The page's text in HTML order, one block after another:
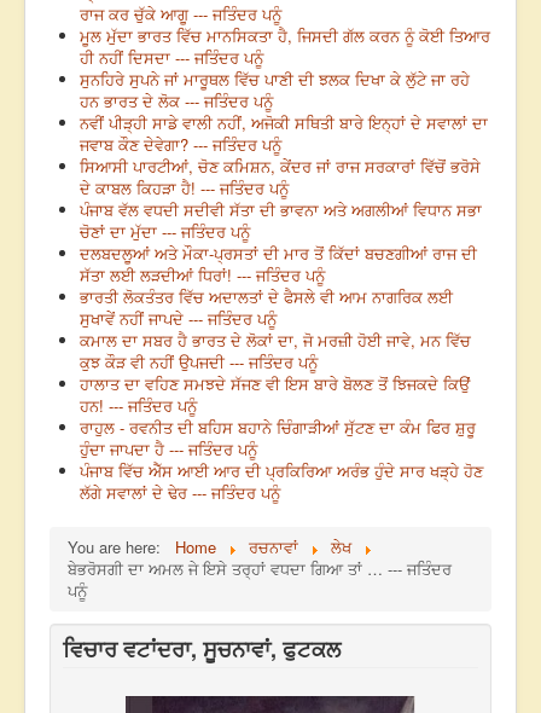
ਰਾਜ ਕਰ ਚੁੱਕੇ ਆਗੂ --- ਜਤਿੰਦਰ ਪਨੂੰ
ਮੂਲ ਮੁੱਦਾ ਭਾਰਤ ਵਿੱਚ ਮਾਨਸਿਕਤਾ ਹੈ, ਜਿਸਦੀ ਗੱਲ ਕਰਨ ਨੂੰ ਕੋਈ ਤਿਆਰ
ਹੀ ਨਹੀਂ ਦਿਸਦਾ --- ਜਤਿੰਦਰ ਪਨੂੰ
ਸੁਨਹਿਰੇ ਸੁਪਨੇ ਜਾਂ ਮਾਰੂਥਲ ਵਿੱਚ ਪਾਣੀ ਦੀ ਝਲਕ ਦਿਖਾ ਕੇ ਲੁੱਟੇ ਜਾ ਰਹੇ
ਹਨ ਭਾਰਤ ਦੇ ਲੋਕ --- ਜਤਿੰਦਰ ਪਨੂੰ
ਨਵੀਂ ਪੀੜ੍ਹੀ ਸਾਡੇ ਵਾਲੀ ਨਹੀਂ, ਅਜੋਕੀ ਸਥਿਤੀ ਬਾਰੇ ਇਨ੍ਹਾਂ ਦੇ ਸਵਾਲਾਂ ਦਾ
ਜਵਾਬ ਕੌਣ ਦੇਵੇਗਾ? --- ਜਤਿੰਦਰ ਪਨੂੰ
ਸਿਆਸੀ ਪਾਰਟੀਆਂ, ਚੋਣ ਕਮਿਸ਼ਨ, ਕੇਂਦਰ ਜਾਂ ਰਾਜ ਸਰਕਾਰਾਂ ਵਿੱਚੋਂ ਭਰੋਸੇ
ਦੇ ਕਾਬਲ ਕਿਹੜਾ ਹੈ! --- ਜਤਿੰਦਰ ਪਨੂੰ
ਪੰਜਾਬ ਵੱਲ ਵਧਦੀ ਸਦੀਵੀ ਸੱਤਾ ਦੀ ਭਾਵਨਾ ਅਤੇ ਅਗਲੀਆਂ ਵਿਧਾਨ ਸਭਾ
ਚੋਣਾਂ ਦਾ ਮੁੱਦਾ --- ਜਤਿੰਦਰ ਪਨੂੰ
ਦਲਬਦਲੂਆਂ ਅਤੇ ਮੌਕਾ-ਪ੍ਰਸਤਾਂ ਦੀ ਮਾਰ ਤੋਂ ਕਿੱਦਾਂ ਬਚਣਗੀਆਂ ਰਾਜ ਦੀ
ਸੱਤਾ ਲਈ ਲੜਦੀਆਂ ਧਿਰਾਂ! --- ਜਤਿੰਦਰ ਪਨੂੰ
ਭਾਰਤੀ ਲੋਕਤੰਤਰ ਵਿੱਚ ਅਦਾਲਤਾਂ ਦੇ ਫੈਸਲੇ ਵੀ ਆਮ ਨਾਗਰਿਕ ਲਈ
ਸੁਖਾਵੇਂ ਨਹੀਂ ਜਾਪਦੇ --- ਜਤਿੰਦਰ ਪਨੂੰ
ਕਮਾਲ ਦਾ ਸਬਰ ਹੈ ਭਾਰਤ ਦੇ ਲੋਕਾਂ ਦਾ, ਜੋ ਮਰਜ਼ੀ ਹੋਈ ਜਾਵੇ, ਮਨ ਵਿੱਚ
ਕੁਝ ਕੌੜ ਵੀ ਨਹੀਂ ਉਪਜਦੀ --- ਜਤਿੰਦਰ ਪਨੂੰ
ਹਾਲਾਤ ਦਾ ਵਹਿਣ ਸਮਝਦੇ ਸੱਜਣ ਵੀ ਇਸ ਬਾਰੇ ਬੋਲਣ ਤੋਂ ਝਿਜਕਦੇ ਕਿਉਂ
ਹਨ! --- ਜਤਿੰਦਰ ਪਨੂੰ
ਰਾਹੁਲ - ਰਵਨੀਤ ਦੀ ਬਹਿਸ ਬਹਾਨੇ ਚਿੰਗਾੜੀਆਂ ਸੁੱਟਣ ਦਾ ਕੰਮ ਫਿਰ ਸ਼ੁਰੂ
ਹੁੰਦਾ ਜਾਪਦਾ ਹੈ --- ਜਤਿੰਦਰ ਪਨੂੰ
ਪੰਜਾਬ ਵਿੱਚ ਐੱਸ ਆਈ ਆਰ ਦੀ ਪ੍ਰਕਿਰਿਆ ਅਰੰਭ ਹੁੰਦੇ ਸਾਰ ਖੜ੍ਹੇ ਹੋਣ
ਲੱਗੇ ਸਵਾਲਾਂ ਦੇ ਢੇਰ --- ਜਤਿੰਦਰ ਪਨੂੰ
You are here: Home ਰਚਨਾਵਾਂ
ਲੇਖ
ਬੇਭਰੋਸਗੀ ਦਾ ਅਮਲ ਜੇ ਇਸੇ ਤਰ੍ਹਾਂ ਵਧਦਾ ਗਿਆ ਤਾਂ … --- ਜਤਿੰਦਰ
ਪਨੂੰ
ਵਿਚਾਰ ਵਟਾਂਦਰਾ, ਸੂਚਨਾਵਾਂ, ਫੁਟਕਲ